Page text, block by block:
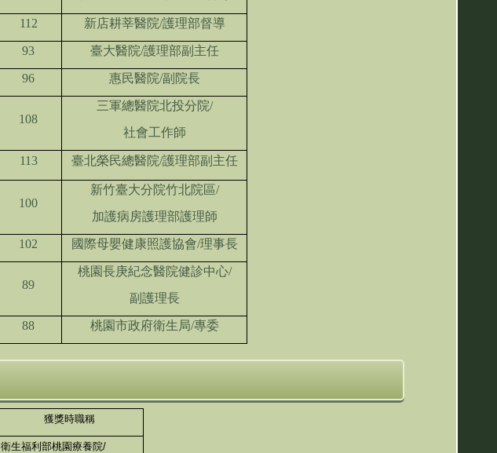
112 新店耕莘醫院/護理部督導
93 臺大醫院/護理部副主任
96 惠民醫院/副院長
108
三軍總醫院北投分院/
社會工作師
113 臺北榮民總醫院/護理部副主任
100
新竹臺大分院竹北院區/
加護病房護理部護理師
102 國際母嬰健康照護協會/理事長
89
桃園長庚紀念醫院健診中心/
副護理長
88 桃園市政府衛生局/專委
獲獎時職稱
衛生福利部桃園療養院/